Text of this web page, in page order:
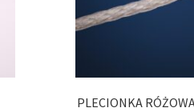
PLECIONKA